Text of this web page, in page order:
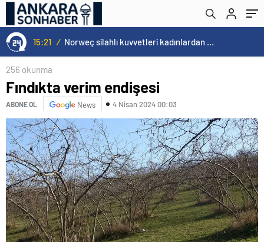
15:21 / Norweç silahlı kuvvetleri kadınlardan oluşan özel kuvvetler eğitimlerini başlattı.
256 okunma
Fındıkta verim endişesi
ABONE OL News 4 Nisan 2024 00:03